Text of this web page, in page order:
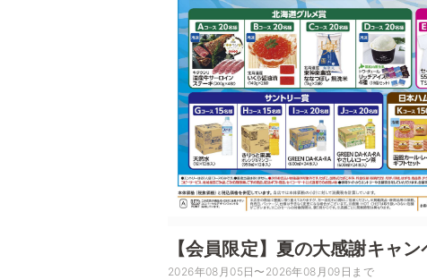
【会員限定】夏の大感謝キャ
2026年08月05日〜2026年08月09日まで